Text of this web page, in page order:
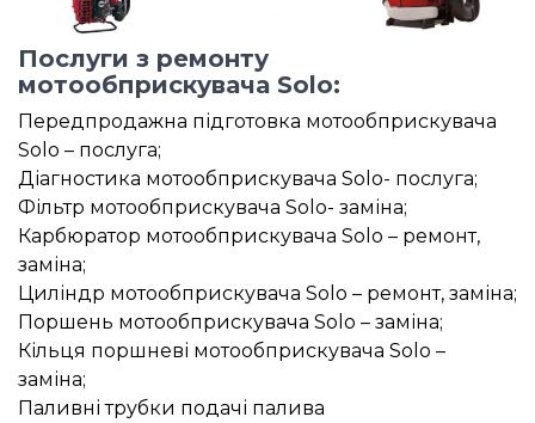
Послуги з ремонту
мотообприскувача Solo:
Передпродажна підготовка мотообприскувача
Solo – послуга;
Діагностика мотообприскувача Solo- послуга;
Фільтр мотообприскувача Solo- заміна;
Карбюратор мотообприскувача Solo – ремонт,
заміна;
Циліндр мотообприскувача Solo – ремонт, заміна;
Поршень мотообприскувача Solo – заміна;
Кільця поршневі мотообприскувача Solo –
заміна;
Паливні трубки подачі палива